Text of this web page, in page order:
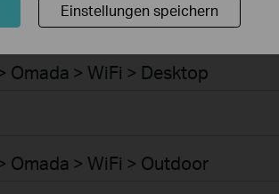
Omada > WiFi > Wall Plate
Omada > WiFi > Desktop
Omada > WiFi > Outdoor
Einstellungen speichern